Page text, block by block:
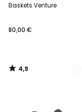
Baskets Venture
€.
80,00 €
/ 5
Couleurs
4,9
/